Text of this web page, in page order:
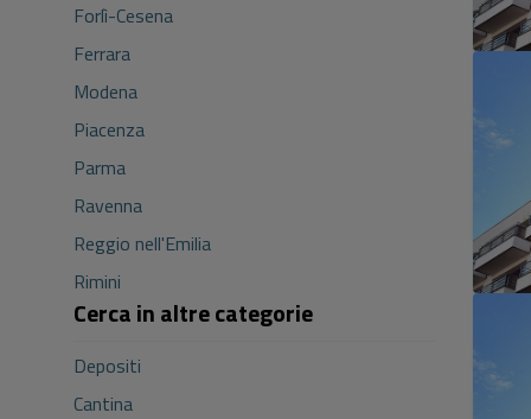
Forlì-Cesena
Ferrara
Modena
Piacenza
Parma
Ravenna
Reggio nell'Emilia
Rimini
Cerca in altre categorie
Depositi
Cantina